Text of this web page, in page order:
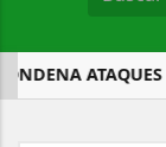
ATAQUES